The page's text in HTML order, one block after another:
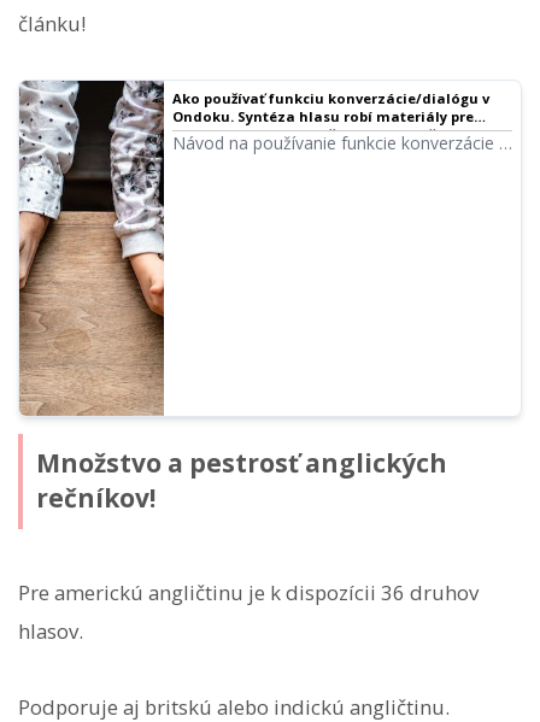
článku!
Ako používať funkciu konverzácie/dialógu v
Ondoku. Syntéza hlasu robí materiály pre
posluch a dlhé texty ešte pohodlnejšími! |
Softvér na čítanie textu Ondoku
Návod na používanie funkcie konverzácie v
Množstvo a pestrosť anglických
rečníkov!
Pre americkú angličtinu je k dispozícii 36 druhov
hlasov.
Podporuje aj britskú alebo indickú angličtinu.